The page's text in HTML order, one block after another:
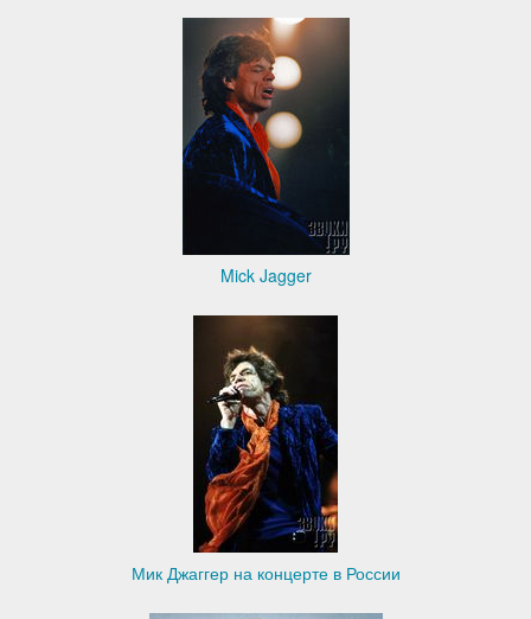
Mick Jagger
Мик Джаггер на концерте в России